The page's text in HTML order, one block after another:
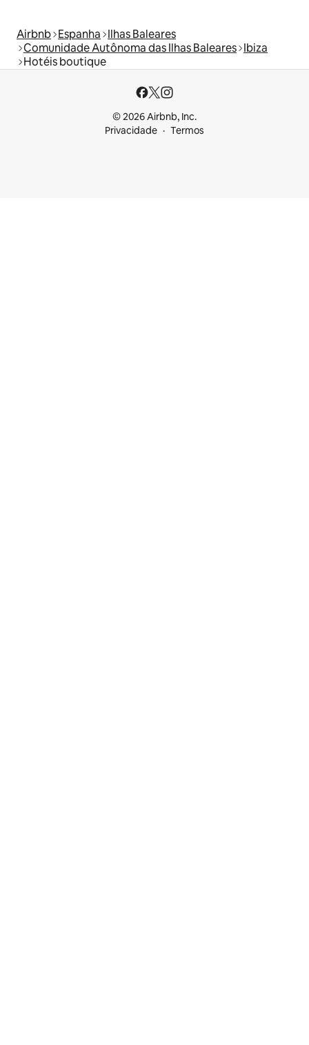
Airbnb Espanha Ilhas Baleares
Comunidade Autônoma das Ilhas Baleares Ibiza
Hotéis boutique
© 2026 Airbnb, Inc.
Privacidade
Termos